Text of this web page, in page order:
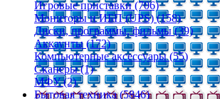
Игровые приставки (706)
Мониторы и ИБП (UPS) (158)
Диски, программы, фильмы (39)
Аккаунты (172)
Компьютерные аксессуары (55)
Сканеры (1)
МФУ (2)
Бытовая техника (5846)